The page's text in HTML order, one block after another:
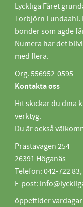
Lyckliga Fåret
Torbjörn Lundaahl.
bönder som ägde
Numera har det
med flera.
Org. 556952-0595
Kontakta oss
Hit skickar du dina
verktyg.
Du är också
Prästavägen 254
26391 Höganäs
Telefon: 042-722
E-post:
öppettider vardagar